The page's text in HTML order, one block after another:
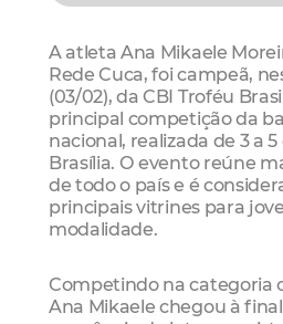
A atleta Ana Mikaele
Rede Cuca, foi campeã,
(03/02), da CBI Troféu
principal competição da
nacional, realizada de 3 a
Brasília. O evento reúne
de todo o país e é
principais vitrines para
modalidade.
Competindo na categoria
Ana Mikaele chegou à